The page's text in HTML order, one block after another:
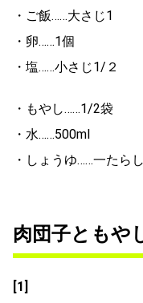
・ご飯……大さじ1
・卵……1個
・塩……小さじ1/２
・もやし……1/2袋
・水……500ml
・しょうゆ……一たらし
肉団子ともや
[1]